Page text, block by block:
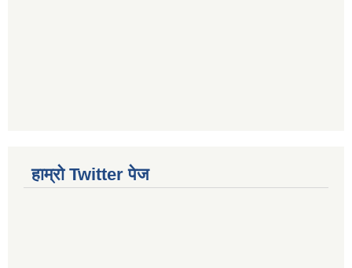
हाम्रो Twitter पेज